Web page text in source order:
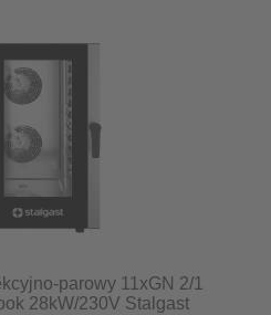
parowy 11xGN 2/1
28kW/230V Stalgast